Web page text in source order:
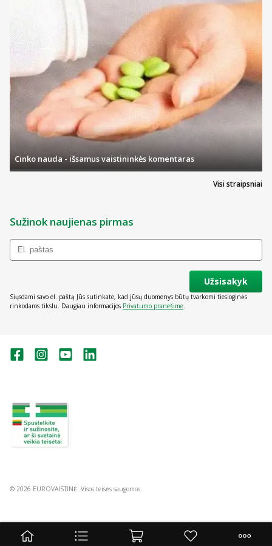
Ši, FILORGA apsauga nuo saulės gina odą nuo UVA, UVB ir
infraraudonųjų spindulių žalingo poveikio. Tuo pačiu ši priemonė
maitina odą, suteikia jai šilkinio švelnumo pojūtį, drėkina bei
Regeneruojamasis serumas GLOBAL-REPAIR
Brandžios moters odai skirtas FILORGA serumas GLOBAL-REPAIR
yra vienas iš kruopščiausiai subalansuotų bei aukščiausio lygio
kosmetikos produktų. Jame daug vitaminų, tad užteptas ant odos jis
padeda jai atstatyti drėgmę bei kovoja su įprastais senėjimo
požymiais – raukšlėmis bei odos stangrumo praradimu. Formulė
veikia raukšles ir atgaivina net suglebusią odą.
Švytėjimo suteikiantis paakių kremas OXYGEN-GLOW
Pernelyg dažnai moterų netenkina paakių oda. Skaistinamasis
moterų. Ryte ir vakare tinkamoje naudoti formulėje gausu hialurono
tipams ir yra visiškai natūralios sudėties. Jo naudojimo rezultatas –
šviesinami patamsėję paakiai.
Patys galite matyti, kad asortimentas tikrai nesibaigia ties
populiariausiais produktais. Jeigu sudomino FILORGA naktinis
produktai – nedvejokite atsidaryti prekės puslapį ir susipažinti su jų
nauda bei sudėtimi. Prekių filtrai ir rikiavimo įrankiai taip pat gali
būti panaudoti!
Visi straipsniai
Cinko nauda - išsamus vaistininkės komentaras
Sužinok naujienas pirmas
Užsisakyk
Siųsdami savo el. paštą Jūs sutinkate, kad jūsų duomenys būtų tvarkomi tiesioginės
rinkodaros tikslu. Daugiau informacijos Privatumo pranešime.
© 2026 EUROVAISTINĖ. Visos teisės saugomos.